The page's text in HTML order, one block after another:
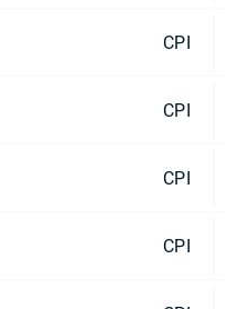
CPI
CPI
CPI
CPI